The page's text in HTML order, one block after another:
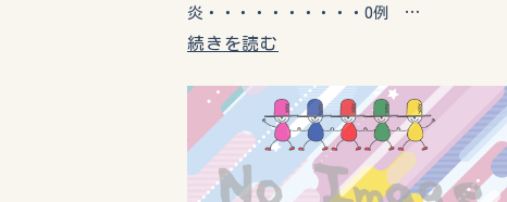
炎・・・・・・・・・・0例 …
続きを読む